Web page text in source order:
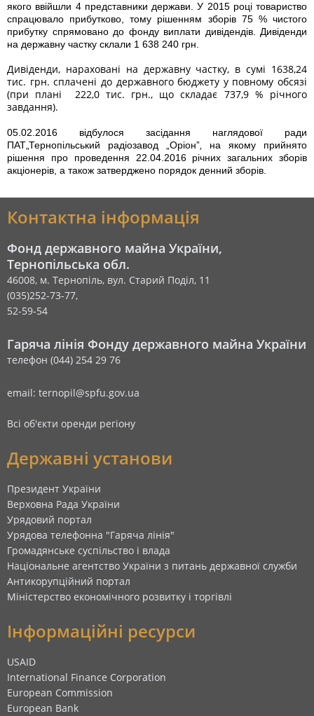
якого ввійшли 4 представники держави. У 2015 році товариство
спрацювало прибутково, тому рішенням зборів 75 % чистого
прибутку спрямовано до фонду виплати дивідендів. Дивіденди
на державну частку склали 1 638 240 грн.
Дивіденди, нараховані на державну частку, в сумі 1638,24
тис. грн. сплачені до державного бюджету у повному обсязі
(при плані 222,0 тис. грн., що складає 737,9 % річного
завдання).
05.02.2016 відбулося засідання наглядової ради
ПАТ„Тернопільський радіозавод „Оріон”,
на якому прийнято
рішення про проведення 22.04.2016 річних загальних зборів
акціонерів, а також затверджено порядок денний зборів.
Контактна інформація
Фонд державного майна України,
Тернопільська обл.
46008, м. Тернопіль, вул. Старий Поділ, 11
(035)252-73-77,
52-59-54
Гаряча лінія Фонду державного майна України
телефон (044) 254 29 76
email: ternopil@spfu.gov.ua
Всі об'єкти оренди регіону
Державні установи
Президент України
Верховна Рада України
Урядовий портал
Урядова телефонна "Гаряча лінія"
Громадянське суспільство і влада
Національне агентство України з питань державної служби
Антикорупційний портал
Міністерство економічного розвитку і торгівлі
Інформаційні ресурси
USAID
International Finance Corporation
European Commission
European Bank